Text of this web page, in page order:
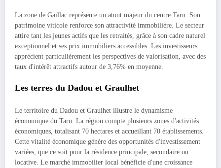
La zone de Gaillac représente un atout majeur du centre Tarn. Son
patrimoine viticole renforce son attractivité immobilière. Le secteur
attire tant les jeunes actifs que les retraités, grâce à son cadre naturel
exceptionnel et ses prix immobiliers accessibles. Les investisseurs
apprécient particulièrement les perspectives de valorisation, avec des
taux d'intérêt attractifs autour de 3,76% en moyenne.
Les terres du Dadou et Graulhet
Le territoire du Dadou et Graulhet illustre le dynamisme
économique du Tarn. La région compte plusieurs zones d'activités
économiques, totalisant 70 hectares et accueillant 70 établissements.
Cette vitalité économique génère des opportunités d'investissement
variées, que ce soit pour la résidence principale, secondaire ou
locative. Le marché immobilier local bénéficie d'une croissance